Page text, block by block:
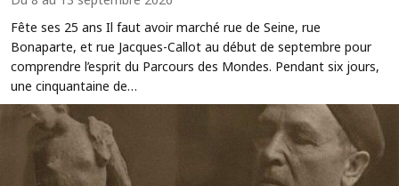
Fête ses 25 ans Il faut avoir marché rue de Seine, rue
Bonaparte, et rue Jacques-Callot au début de septembre pour
comprendre l’esprit du Parcours des Mondes. Pendant six jours,
une cinquantaine de…